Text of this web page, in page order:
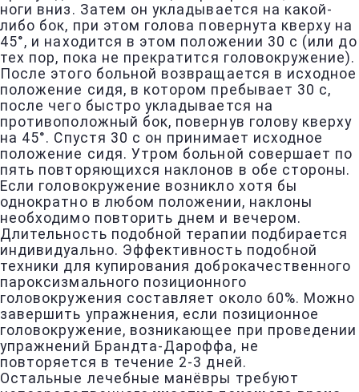
ноги вниз. Затем он укладывается на какой-
либо бок, при этом голова повернута кверху на
45°, и находится в этом положении 30 с (или до
тех пор, пока не прекратится головокружение).
После этого больной возвращается в исходное
положение сидя, в котором пребывает 30 с,
после чего быстро укладывается на
противоположный бок, повернув голову кверху
на 45°. Спустя 30 с он принимает исходное
положение сидя. Утром больной совершает по
пять повторяющихся наклонов в обе стороны.
Если головокружение возникло хотя бы
однократно в любом положении, наклоны
необходимо повторить днем и вечером.
Длительность подобной терапии подбирается
индивидуально. Эффективность подобной
техники для купирования доброкачественного
пароксизмального позиционного
головокружения составляет около 60%. Можно
завершить упражнения, если позиционное
головокружение, возникающее при проведении
упражнений Брандта-Дароффа, не
повторяется в течение 2-3 дней.
Остальные лечебные манёвры требуют